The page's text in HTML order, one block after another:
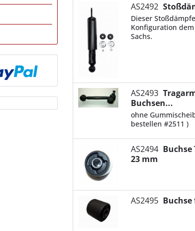
AS2492
Dieser
Konfiguration
Sachs.
AS2493
Buchsen...
ohne
bestellen #2511 )
AS2494
23 mm
AS2495